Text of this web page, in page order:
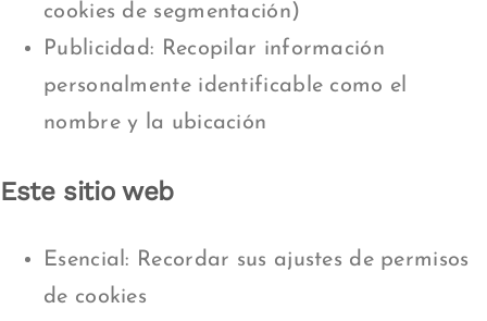
cookies de segmentación)
Publicidad: Recopilar información
personalmente identificable como el
nombre y la ubicación
Este sitio web
Esencial: Recordar sus ajustes de permisos
de cookies